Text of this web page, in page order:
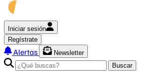
Iniciar sesión
Regístrate
Alertas
Newsletter
Buscar